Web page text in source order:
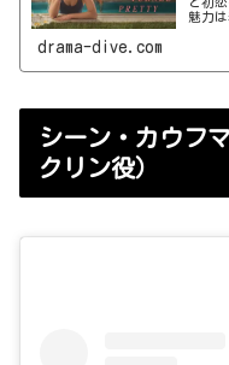
魅力
drama-dive.com
シーン・カウフ
クリン役）